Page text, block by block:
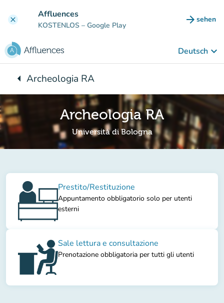
clear Affluences
KOSTENLOS – Google Play arrow_forward sehen
(new
Deutsch keyboard_arrow_down
arrow_leftZurück zu:
Archeologia RA
Archeologia RA
Università di Bologna
Prestito/Restituzione
Appuntamento obbligatorio solo per utenti
esterni
Sale lettura e consultazione
Prenotazione obbligatoria per tutti gli utenti